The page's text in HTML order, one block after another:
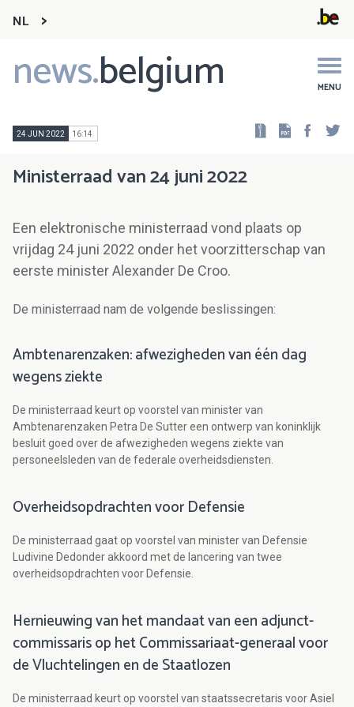
NL
news.belgium MENU
Main
navigation
24 JUN 2022 16:14
Ministerraad van 24 juni 2022
Een elektronische ministerraad vond plaats op
vrijdag 24 juni 2022 onder het voorzitterschap van
eerste minister Alexander De Croo.
De ministerraad nam de volgende beslissingen:
Ambtenarenzaken: afwezigheden van één dag
wegens ziekte
De ministerraad keurt op voorstel van minister van
Ambtenarenzaken Petra De Sutter een ontwerp van koninklijk
besluit goed over de afwezigheden wegens ziekte van
personeelsleden van de federale overheidsdiensten.
Overheidsopdrachten voor Defensie
De ministerraad gaat op voorstel van minister van Defensie
Ludivine Dedonder akkoord met de lancering van twee
overheidsopdrachten voor Defensie.
Hernieuwing van het mandaat van een adjunct-
commissaris op het Commissariaat-generaal voor
de Vluchtelingen en de Staatlozen
De ministerraad keurt op voorstel van staatssecretaris voor Asiel